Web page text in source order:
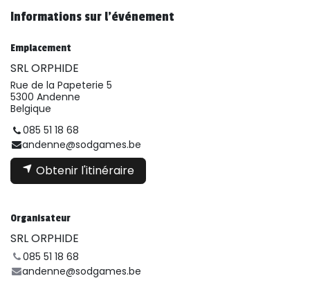
Informations sur l'événement
Emplacement
SRL ORPHIDE
Rue de la Papeterie 5
5300 Andenne
Belgique
085 51 18 68
andenne@sodgames.be
Obtenir l'itinéraire
Organisateur
SRL ORPHIDE
085 51 18 68
andenne@sodgames.be